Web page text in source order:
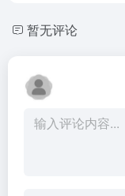
暂无评论